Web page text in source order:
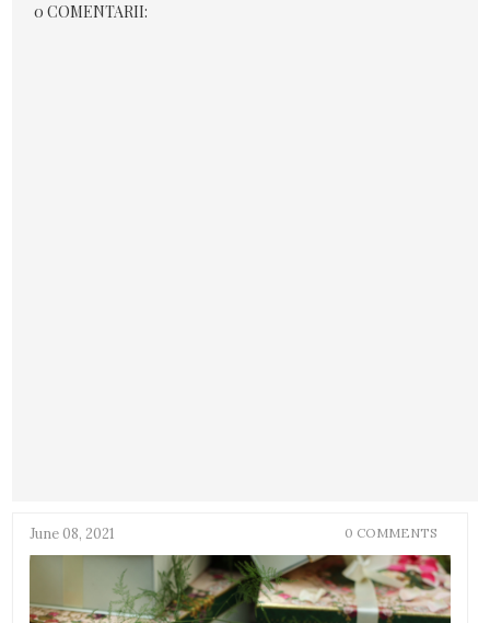
0 COMENTARII:
June 08, 2021 0 COMMENTS